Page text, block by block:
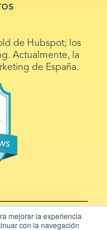
mejorar la experiencia
con la navegación
de Hubspot; los
Actualmente, la
de España.